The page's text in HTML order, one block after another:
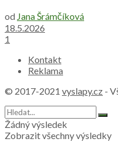
od Jana Šrámčíková
18.5.2026
1
Kontakt
Reklama
© 2017-2021 vyslapy.cz -
Žádný výsledek
Zobrazit všechny výsledky